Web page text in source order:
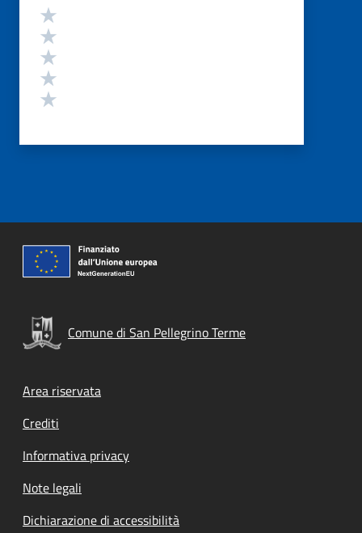
Valutazione
Comune di San Pellegrino Terme
Footer menu
Area riservata
Crediti
Informativa privacy
Note legali
Dichiarazione di accessibilità